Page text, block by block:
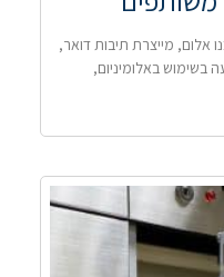
אלום, מייצרת תיבות דואר,